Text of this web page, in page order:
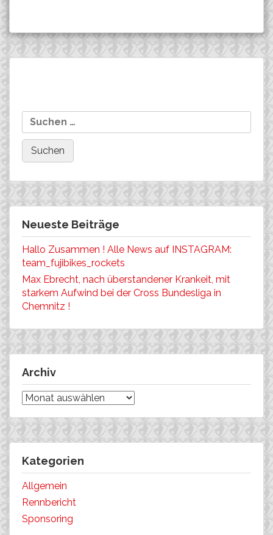
Neueste Beiträge
Hallo Zusammen ! Alle News auf INSTAGRAM:
team_fujibikes_rockets
Max Ebrecht, nach überstandener Krankeit, mit
starkem Aufwind bei der Cross Bundesliga in
Chemnitz !
Archiv
Archiv
Kategorien
Allgemein
Rennbericht
Sponsoring